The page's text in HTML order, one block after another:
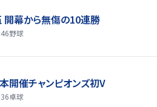
開幕から無傷の10連勝
野球
開催チャンピオンズ初V
卓球